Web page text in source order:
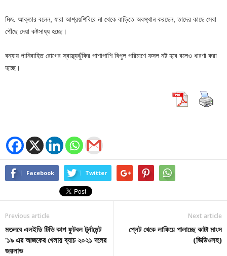
মিজ. আক্তার বলেন, যারা আশ্রয়শিবিরে না থেকে বাড়িতে অবস্থান করছেন, তাদের কাছে সেবা
পৌঁছে দেয়া কষ্টসাধ্য হচ্ছে।
বন্যায় পানিবাহিত রোগের স্বাস্থ্যঝুঁকির পাশাপাশি বিপুল পরিমাণে ফসল নষ্ট হবে বলেও ধারণা করা
হচ্ছে।
Facebook Twitter
Previous article
মতলবে এলইডি টিভি কাপ ফুটবল টূর্নামেন্ট
‘১৯ এর আজকের খেলায় ব্যাচ ২০২১ দলের
জয়লাভ
Next article
প্লেট থেকে লাফিয়ে পালাচ্ছে কাটা মাংস
(ভিডিওসহ)